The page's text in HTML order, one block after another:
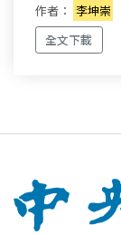
作者： 李坤崇
全文下載